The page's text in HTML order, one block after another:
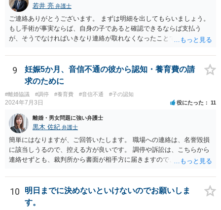
若井 亮 弁護士
ご連絡ありがとうございます。 まずは明細を出してもらいましょう。
もし手術が事実ならば、自身の子であると確認できるならば支払う
が、そうでなければいきなり連絡が取れなくなったことで不信感もあ
してはいかがでしょうか。 代理人となる場合ですが、事務所ごとにま
ちまちです。 弊所の場合、交渉をお受けするとなると20万円くらいが
多いかと思います。
9
妊娠5か月、音信不通の彼から認知・養育費の請
求のために
#離婚協議 #調停 #養育費 #音信不通 #子の認知
2024年7月3日 役にたった 11
離婚・男女問題に強い弁護士
黒木 佐紀 弁護士
簡単にはなりますが、ご回答いたします。 職場への連絡は、名誉毀損
に該当しうるので、控える方が良いです。 調停や訴訟は、こちらから
連絡せずとも、裁判所から書面が相手方に届きますので、連絡不要で
いのであれば、調停や訴訟をするしかないかと思います。
10
明日までに決めないといけないのでお願いしま
す。